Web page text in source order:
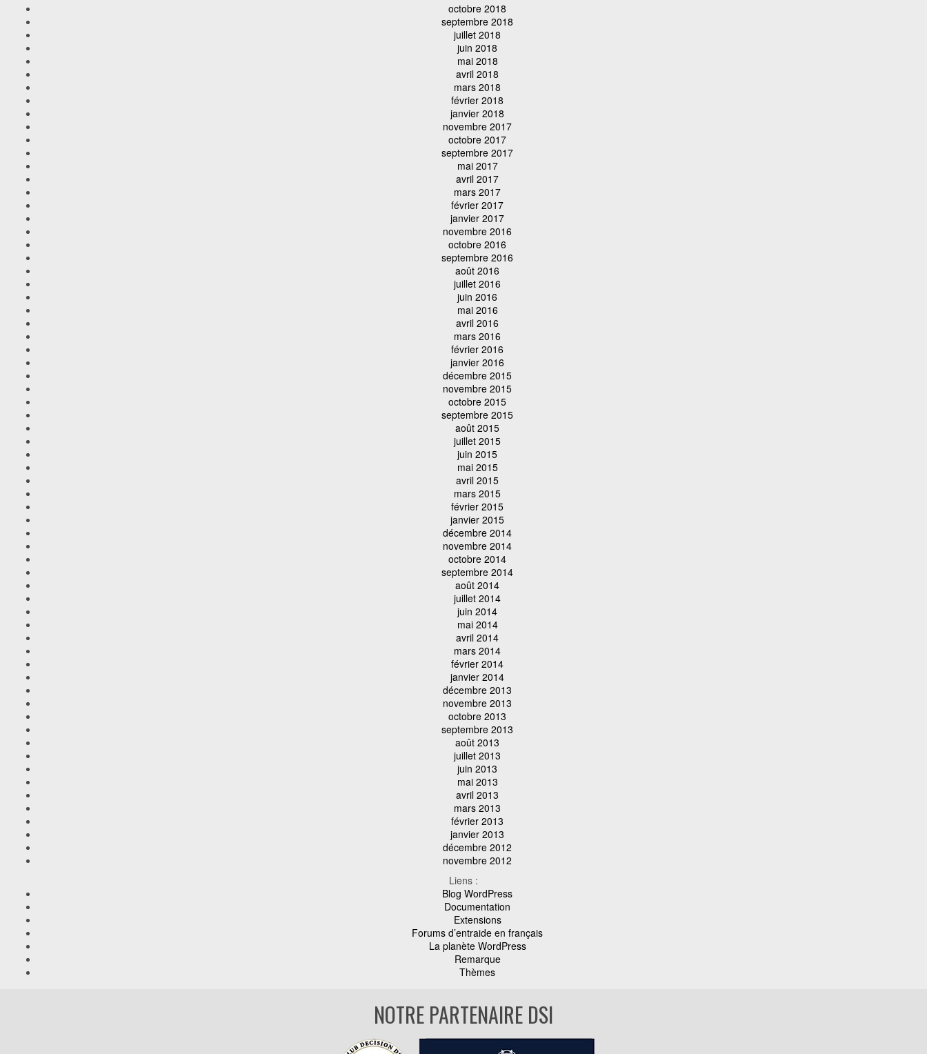
octobre 2018
septembre 2018
juillet 2018
juin 2018
mai 2018
avril 2018
mars 2018
février 2018
janvier 2018
novembre 2017
octobre 2017
septembre 2017
mai 2017
avril 2017
mars 2017
février 2017
janvier 2017
novembre 2016
octobre 2016
septembre 2016
août 2016
juillet 2016
juin 2016
mai 2016
avril 2016
mars 2016
février 2016
janvier 2016
décembre 2015
novembre 2015
octobre 2015
septembre 2015
août 2015
juillet 2015
juin 2015
mai 2015
avril 2015
mars 2015
février 2015
janvier 2015
décembre 2014
novembre 2014
octobre 2014
septembre 2014
août 2014
juillet 2014
juin 2014
mai 2014
avril 2014
mars 2014
février 2014
janvier 2014
décembre 2013
novembre 2013
octobre 2013
septembre 2013
août 2013
juillet 2013
juin 2013
mai 2013
avril 2013
mars 2013
février 2013
janvier 2013
décembre 2012
novembre 2012
Liens :
Blog WordPress
Documentation
Extensions
Forums d’entraide en français
La planète WordPress
Remarque
Thèmes
NOTRE PARTENAIRE DSI